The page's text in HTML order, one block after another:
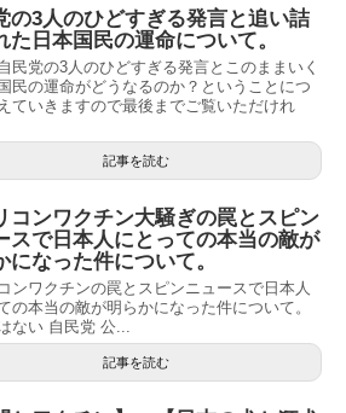
の3人のひどすぎる発言と追い詰
た日本国民の運命について。
民党の3人のひどすぎる発言とこのままいく
民の運命がどうなるのか？ということにつ
ていきますので最後までご覧いただけれ
記事を読む
コンワクチン大騒ぎの罠とスピン
スで日本人にとっての本当の敵が
になった件について。
ンワクチンの罠とスピンニュースで日本人
の本当の敵が明らかになった件について。
ない 自民党 公...
記事を読む